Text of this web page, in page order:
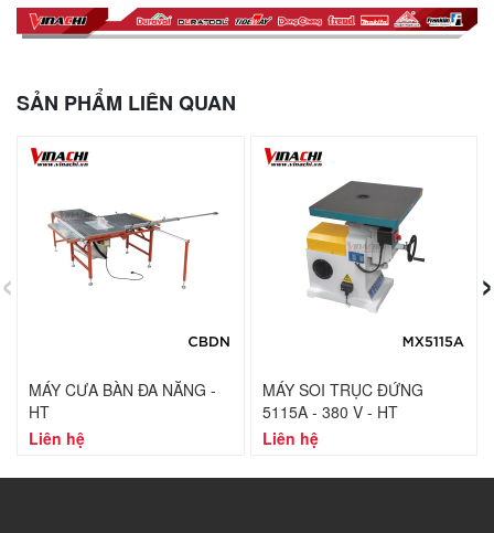
SẢN PHẨM LIÊN QUAN
MÁY CƯA BÀN ĐA NĂNG -
HT
Liên hệ
MÁY SOI TRỤC ĐỨNG
5115A - 380 V - HT
Liên hệ
‹ ›